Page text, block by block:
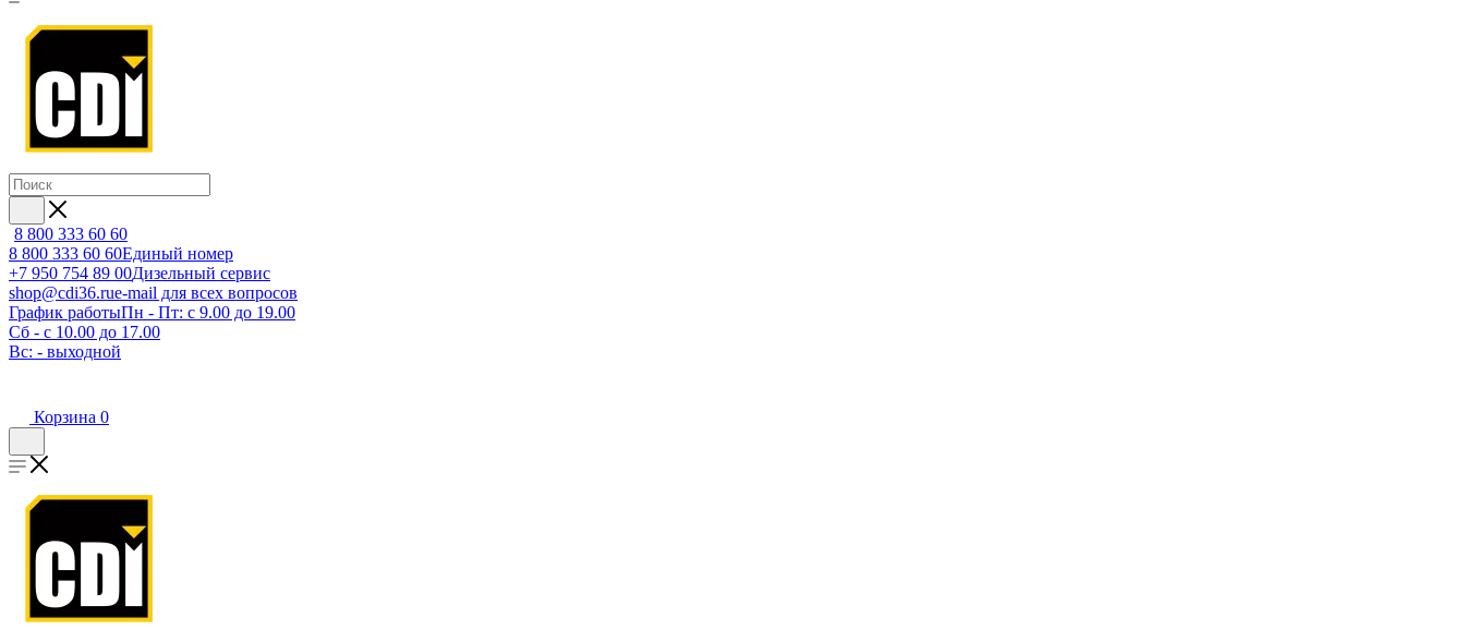
8 800 333 60 60
8 800 333 60 60Единый номер
+7 950 754 89 00Дизельный сервис
shop@cdi36.rue-mail для всех вопросов
График работыПн - Пт: с 9.00 до 19.00
Сб - с 10.00 до 17.00
Вс: - выходной
Корзина 0